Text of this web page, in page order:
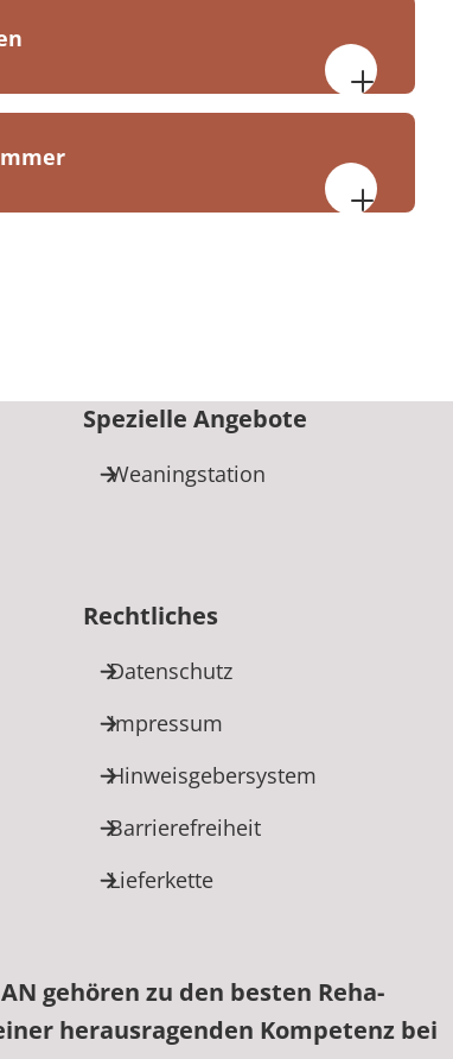
Uhr
Spezielle Angebote
Weaningstation
Rechtliches
Datenschutz
Impressum
Hinweisgebersystem
Barrierefreiheit
Lieferkette
gehören zu den besten Reha-
herausragenden Kompetenz bei